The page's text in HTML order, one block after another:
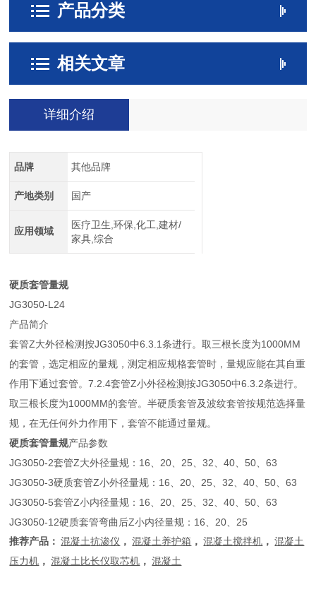
产品分类
相关文章
详细介绍
品牌 其他品牌
产地类别 国产
应用领域
医疗卫生,环保,化工,建材/
家具,综合
硬质套管量规
JG3050-L24
产品简介
套管Z大外径检测按JG3050中6.3.1条进行。取三根长度为1000MM
的套管，选定相应的量规，测定相应规格套管时，量规应能在其自重
作用下通过套管。7.2.4套管Z小外径检测按JG3050中6.3.2条进行。
取三根长度为1000MM的套管。半硬质套管及波纹套管按规范选择量
规，在无任何外力作用下，套管不能通过量规。
硬质套管量规产品参数
JG3050-2套管Z大外径量规：16、20、25、32、40、50、63
JG3050-3硬质套管Z小外径量规：16、20、25、32、40、50、63
JG3050-5套管Z小内径量规：16、20、25、32、40、50、63
JG3050-12硬质套管弯曲后Z小内径量规：16、20、25
推荐产品： 混凝土抗渗仪 ， 混凝土养护箱 ， 混凝土搅拌机 ， 混凝土
压力机 ， 混凝土比长仪取芯机 ， 混凝土